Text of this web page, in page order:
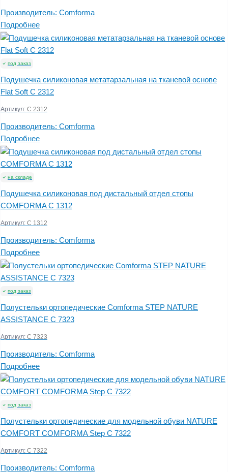
Производитель: Comforma
Подробнее
под заказ
Подушечка силиконовая метатарзальная на тканевой основе
Flat Soft С 2312
Артикул: С 2312
Производитель: Comforma
Подробнее
на складе
Подушечка силиконовая под дистальный отдел стопы
COMFORMA С 1312
Артикул: С 1312
Производитель: Comforma
Подробнее
под заказ
Полустельки ортопедические Comforma STEP NATURE
ASSISTANCE С 7323
Артикул: С 7323
Производитель: Comforma
Подробнее
под заказ
Полустельки ортопедические для модельной обуви NATURE
COMFORT COMFORMA Step C 7322
Артикул: C 7322
Производитель: Comforma